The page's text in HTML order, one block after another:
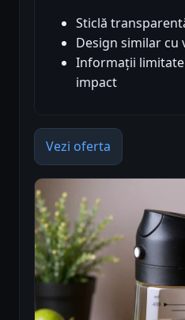
Sticlă
Design similar cu
Informații
impact
Vezi oferta